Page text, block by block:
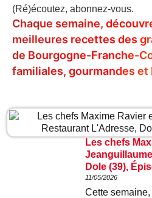
(Ré)écoutez, abonnez-vous.
Chaque semaine,
meilleures recettes des
de Bourgogne-Franche-
familiales, gourmandes et
Les chefs
Dole (39),
11/05/2026
Cette